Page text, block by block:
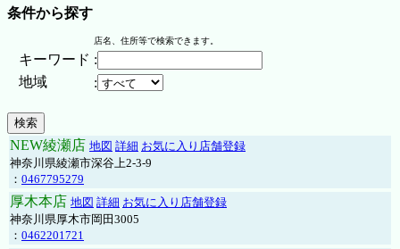
条件から探す
店名、住所等で検索できます。
キーワード :
地域
:
NEW綾瀬店 地図 詳細 お気に入り店舗登録
神奈川県綾瀬市深谷上2-3-9
： 0467795279
厚木本店 地図 詳細 お気に入り店舗登録
神奈川県厚木市岡田3005
： 0462201721